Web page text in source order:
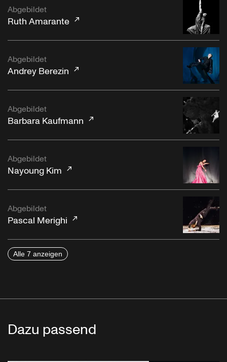
Abgebildet
Ruth Amarante
Abgebildet
Andrey Berezin
Abgebildet
Barbara Kaufmann
Abgebildet
Nayoung Kim
Abgebildet
Pascal Merighi
Alle 7 anzeigen
Dazu passend